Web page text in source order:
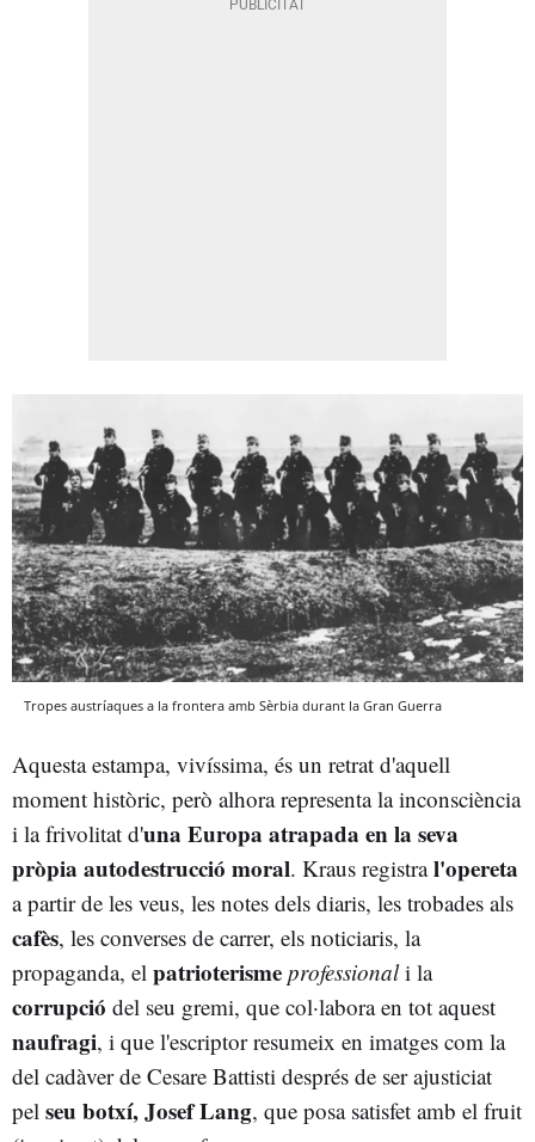
Tropes austríaques a la frontera amb Sèrbia durant la Gran Guerra
Aquesta estampa, vivíssima, és un retrat d'aquell
moment històric, però alhora representa la inconsciència
i la frivolitat d'una Europa atrapada en la seva
pròpia autodestrucció moral. Kraus registral'opereta
a partir de les veus, les notes dels diaris, les trobades als
cafès, les converses de carrer, els noticiaris, la
propaganda, el patrioterisme professionali la
corrupció del seu gremi, que col·labora en tot aquest
naufragi, i que l'escriptor resumeix en imatges com la
del cadàver de Cesare Battisti després de ser ajusticiat
pel seu botxí, Josef Lang, que posa satisfet amb el fruit